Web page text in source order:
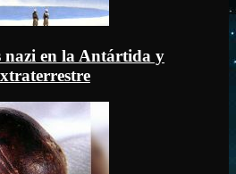
nazi en la Antártida y